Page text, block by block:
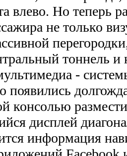
влево. Но теперь
не только
тоннель и
-
консолью
дисплей
информация